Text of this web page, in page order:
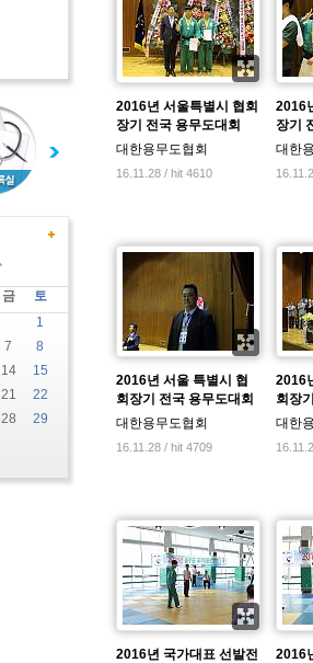
금
토
1
7
8
14
15
21
22
28
29
2016년 서울특별시 협회
장기 전국 용무도대회
대한용무도협회
16.11.28 / hit 4610
2016
장기
대한
2016년 서울 특별시 협
회장기 전국 용무도대회
대한용무도협회
16.11.28 / hit 4709
2016
회장
대한
2016년 국가대표 선발전
2016